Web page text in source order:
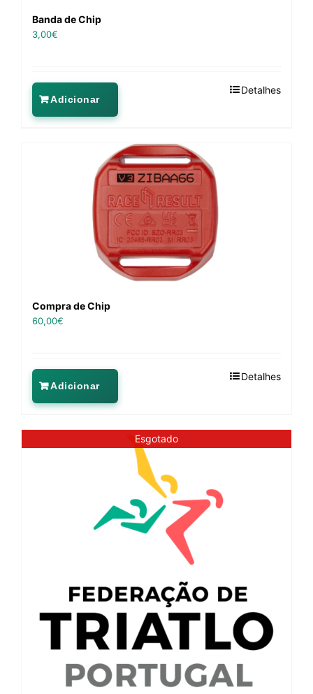
Banda de Chip
3,00€
Adicionar
Detalhes
Compra de Chip
60,00€
Adicionar
Detalhes
Esgotado